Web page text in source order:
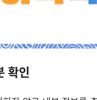
확인